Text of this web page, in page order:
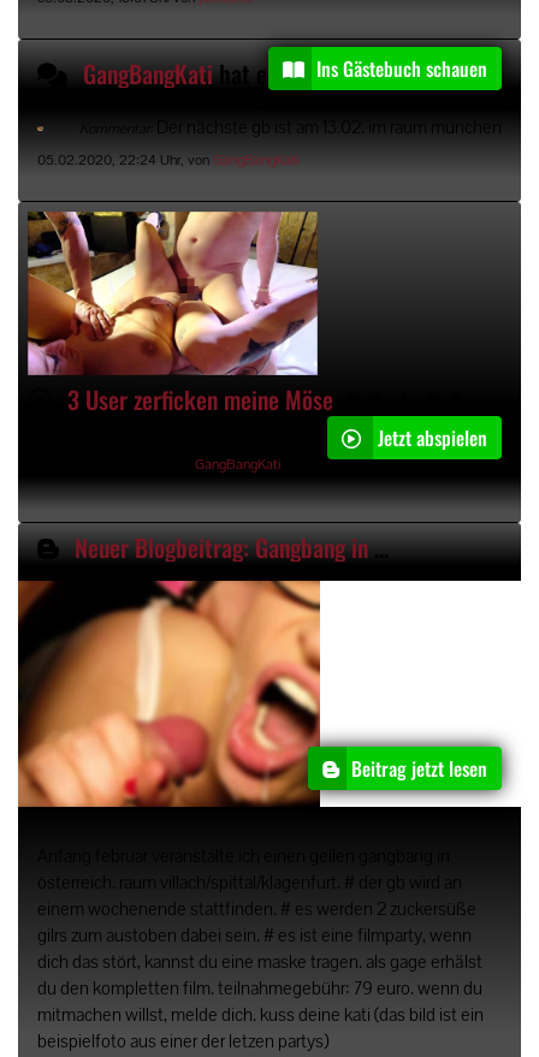
GangBangKatihat einen Gästebucheintrag kommentiertIns Gästebuch schauen
Kommentar: Der nächste gb ist am 13.02. im raum münchen
05.02.2020, 22:24 Uhr, vonGangBangKati
3 User zerficken meine Möse
GangBangKati
Jetzt abspielen
Neuer Blogbeitrag: Gangbang in Österreich
Beitrag jetzt lesen
österreich. raum villach/spittal/klagenfurt. # der gb wird an
einem wochenende stattfinden. # es werden 2 zuckersüße
gilrs zum austoben dabei sein. # es ist eine filmparty, wenn
dich das stört, kannst du eine maske tragen. als gage erhälst
du den kompletten film. teilnahmegebühr: 79 euro. wenn du
mitmachen willst, melde dich. kuss deine kati (das bild ist ein
beispielfoto aus einer der letzen partys)